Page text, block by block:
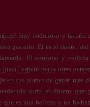
muy codicioso y tacaño
gastarlo. Él es el dueño del
El egoísmo y
respeto hacia otras
sus planes de ganar mas
todo el dinero que
que es una ballena y no ha